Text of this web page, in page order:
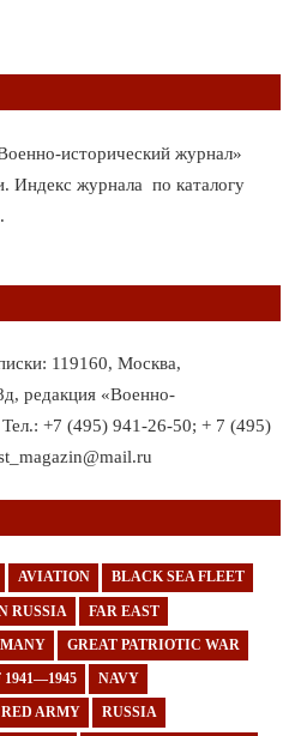
исторический журнал»
Индекс журнала по каталогу
119160, Москва,
редакция «Военно-
+7 (495) 941-26-50; + 7 (495)
AVIATION BLACK SEA FLEET
RUSSIA FAR EAST
GREAT PATRIOTIC WAR
NAVY
RED ARMY RUSSIA